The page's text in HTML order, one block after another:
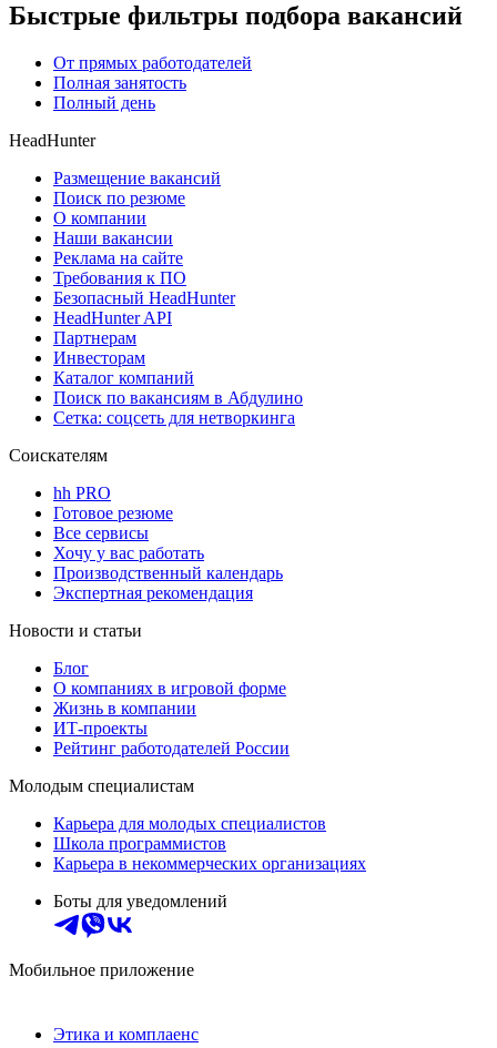
Быстрые фильтры подбора вакансий
От прямых работодателей
Полная занятость
Полный день
HeadHunter
Размещение вакансий
Поиск по резюме
О компании
Наши вакансии
Реклама на сайте
Требования к ПО
Безопасный HeadHunter
HeadHunter API
Партнерам
Инвесторам
Каталог компаний
Поиск по вакансиям в Абдулино
Сетка: соцсеть для нетворкинга
Соискателям
hh PRO
Готовое резюме
Все сервисы
Хочу у вас работать
Производственный календарь
Экспертная рекомендация
Новости и статьи
Блог
О компаниях в игровой форме
Жизнь в компании
ИТ-проекты
Рейтинг работодателей России
Молодым специалистам
Карьера для молодых специалистов
Школа программистов
Карьера в некоммерческих организациях
Боты для уведомлений
Мобильное приложение
Этика и комплаенс